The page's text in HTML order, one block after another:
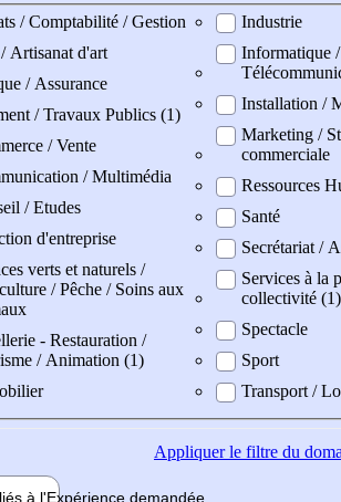
/ Comptabilité / Gestion
Artisanat d'art
/ Assurance
/ Travaux Publics (1)
/ Vente
/ Multimédia
/ Etudes
d'entreprise
verts et naturels /
/ Pêche / Soins aux
- Restauration /
/ Animation (1)
Industrie
Informatique /
Installation /
Marketing /
commerciale
Ressources
Santé
Secrétariat /
Services à la
collectivité (1)
Spectacle
Sport
Transport /
Appliquerle filtre du
à l'Expérience demandée